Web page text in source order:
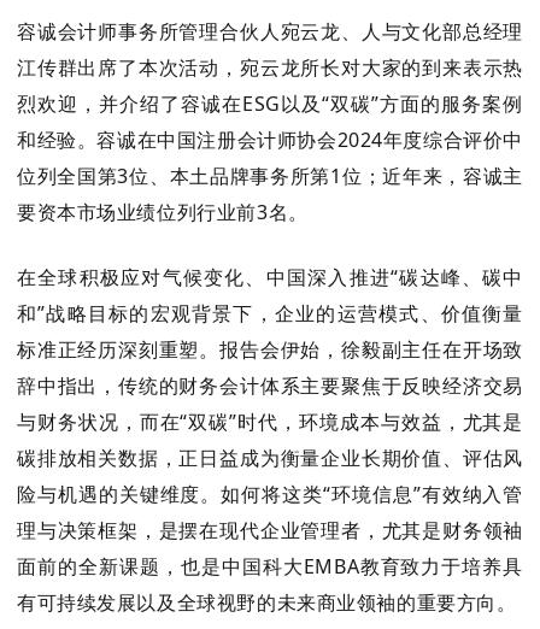
容诚会计师事务所管理合伙人宛云龙、人与文化部总经理
江传群出席了本次活动，宛云龙所长对大家的到来表示热
烈欢迎，并介绍了容诚在ESG以及“双碳”方面的服务案例
和经验。容诚在中国注册会计师协会2024年度综合评价中
位列全国第3位、本土品牌事务所第1位；近年来，容诚主
要资本市场业绩位列行业前3名。
在全球积极应对气候变化、中国深入推进“碳达峰、碳中
和”战略目标的宏观背景下，企业的运营模式、价值衡量
标准正经历深刻重塑。报告会伊始，徐毅副主任在开场致
辞中指出，传统的财务会计体系主要聚焦于反映经济交易
与财务状况，而在“双碳”时代，环境成本与效益，尤其是
碳排放相关数据，正日益成为衡量企业长期价值、评估风
险与机遇的关键维度。如何将这类“环境信息”有效纳入管
理与决策框架，是摆在现代企业管理者，尤其是财务领袖
面前的全新课题，也是中国科大EMBA教育致力于培养具
有可持续发展以及全球视野的未来商业领袖的重要方向。